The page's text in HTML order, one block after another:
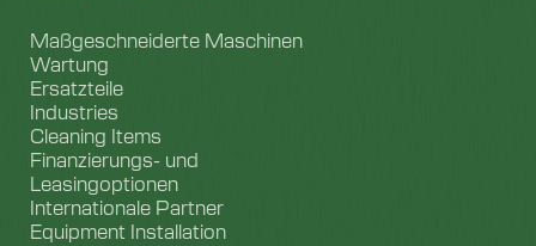
Maßgeschneiderte Maschinen
Wartung
Ersatzteile
Industries
Cleaning Items
Finanzierungs- und
Leasingoptionen
Internationale Partner
Equipment Installation